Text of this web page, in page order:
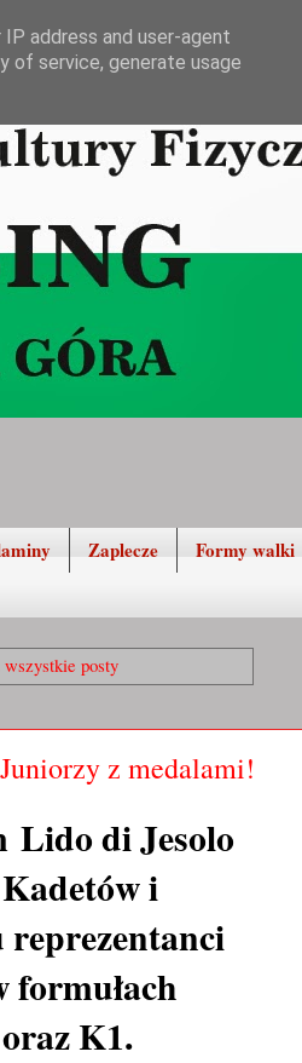
Zaplecze Formy walki
wszystkie posty
z medalami!
Lido di Jesolo
i
formułach
K1.
address and user-agent
of service, generate usage